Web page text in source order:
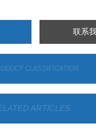
联系
CLASSIFICATION
ARTICLES